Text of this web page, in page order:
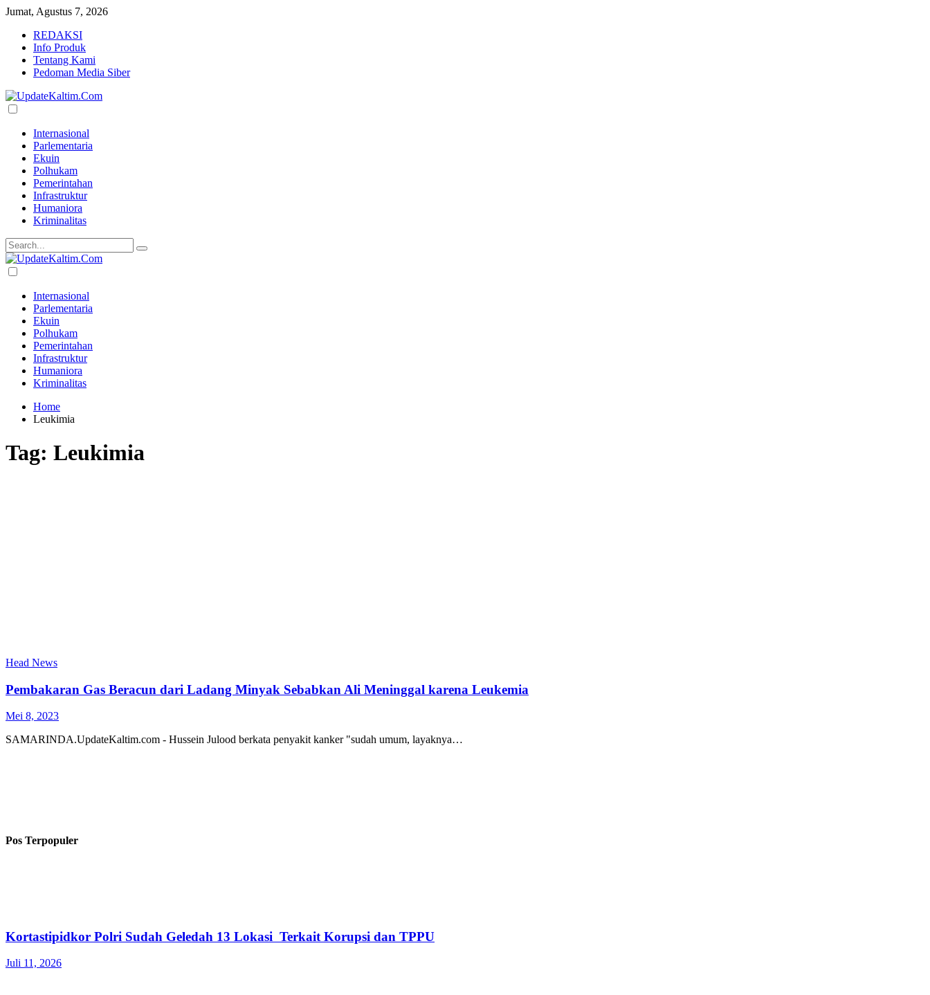
Jumat, Agustus 7, 2026
REDAKSI
Info Produk
Tentang Kami
Pedoman Media Siber
Internasional
Parlementaria
Ekuin
Polhukam
Pemerintahan
Infrastruktur
Humaniora
Kriminalitas
Internasional
Parlementaria
Ekuin
Polhukam
Pemerintahan
Infrastruktur
Humaniora
Kriminalitas
Home
Leukimia
Tag: Leukimia
Head News
Pembakaran Gas Beracun dari Ladang Minyak Sebabkan Ali Meninggal karena Leukemia
Mei 8, 2023
SAMARINDA.UpdateKaltim.com - Hussein Julood berkata penyakit kanker "sudah umum, layaknya…
Pos Terpopuler
Kortastipidkor Polri Sudah Geledah 13 Lokasi Terkait Korupsi dan TPPU
Juli 11, 2026